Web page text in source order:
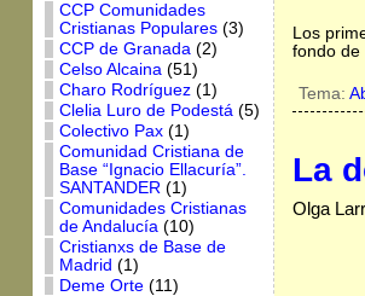
CCP Comunidades
Cristianas Populares(3)
CCP de Granada(2)
Celso Alcaina(51)
Charo Rodríguez(1)
Clelia Luro de Podestá(5)
Colectivo Pax(1)
Comunidad Cristiana de
Base “Ignacio Ellacuría”.
SANTANDER(1)
Comunidades Cristianas
de Andalucía(10)
Cristianxs de Base de
Madrid (1)
Deme Orte(11)
Los
fondo de
Tema:
La
Olga